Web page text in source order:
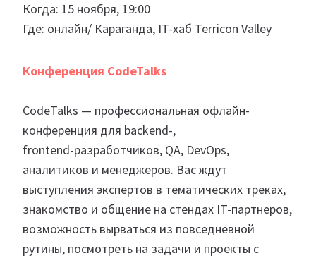
Когда: 15 ноября, 19:00
Где: онлайн/ Караганда, IT-хаб Terricon Valley
Конференция CodeTalks
CodeTalks — профессиональная офлайн-
конференция для backend-,
frontend-разработчиков, QA, DevOps,
аналитиков и менеджеров. Вас ждут
выступления экспертов в тематических треках,
знакомство и общение на стендах IT-партнеров,
возможность вырваться из повседневной
рутины, посмотреть на задачи и проекты с